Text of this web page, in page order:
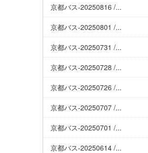
京都バス-20250816 /...
京都バス-20250801 /...
京都バス-20250731 /...
京都バス-20250728 /...
京都バス-20250726 /...
京都バス-20250707 /...
京都バス-20250701 /...
京都バス-20250614 /...